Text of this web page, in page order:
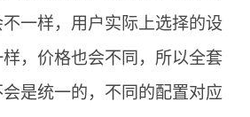
一样，用户实际上选择的设
，价格也会不同，所以全套
是统一的，不同的配置对应